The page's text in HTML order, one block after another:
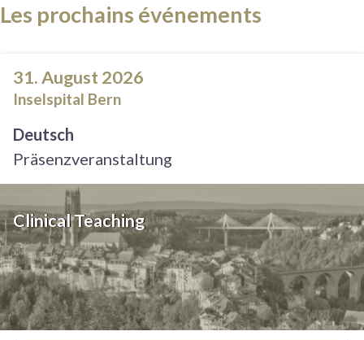
Les prochains événements
31. August 2026
Inselspital Bern
Deutsch
Präsenzveranstaltung
Clinical Teaching